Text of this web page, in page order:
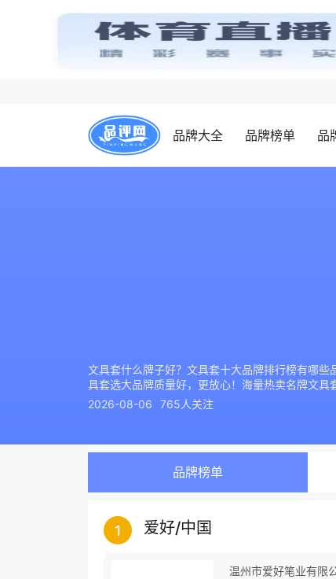
品牌大全 品牌榜单 品
文具套什么牌子好？文具套十大品牌排行榜有哪
具套选大品牌质量好，更放心！海量热卖名牌文具
2026-08-06
765人关注
品牌榜单
1 爱好/中国
温州市爱好笔业有限